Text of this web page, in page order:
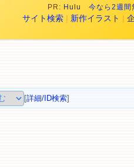
PR: Hulu 今なら2週間
サイト検索 | 新作イラスト |
[詳細/ID検索]